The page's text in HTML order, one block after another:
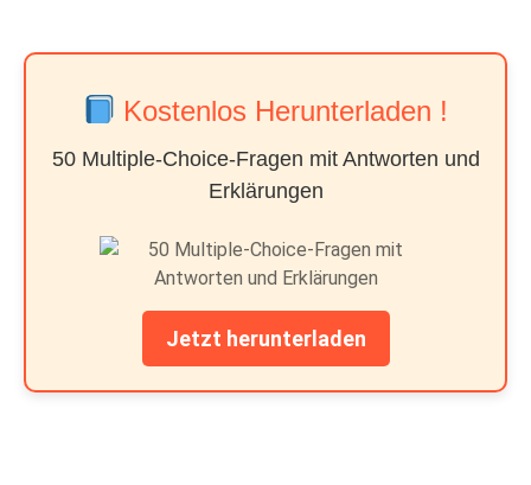
Kostenlos Herunterladen !
50 Multiple-Choice-Fragen mit Antworten und
Erklärungen
Jetzt herunterladen